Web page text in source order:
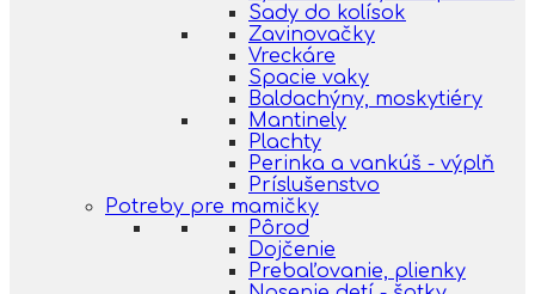
Sady do kolísok
Zavinovačky
Vreckáre
Spacie vaky
Baldachýny, moskytiéry
Mantinely
Plachty
Perinka a vankúš - výplň
Príslušenstvo
Potreby pre mamičky
Pôrod
Dojčenie
Prebaľovanie, plienky